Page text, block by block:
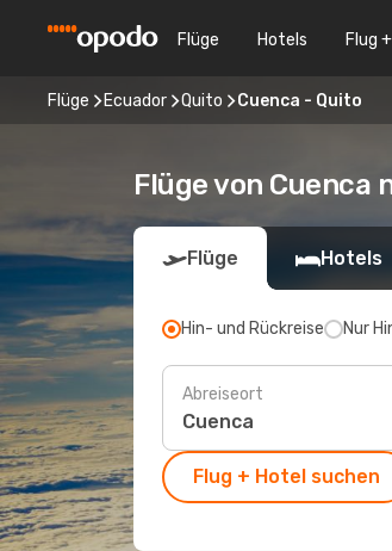
Flüge Hotels Flug
Flüge Ecuador Quito Cuenca - Quito
Flüge von Cuenca
Flüge Hotels
Hin- und Rückreise Nur
Abreiseort
Flug + Hotel suchen